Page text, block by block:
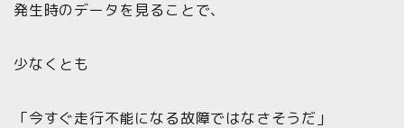
発生時のデータを見ることで、
少なくとも
「今すぐ走行不能になる故障ではなさそうだ」